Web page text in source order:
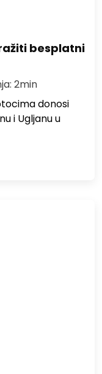
besplatni
2min
donosi
i Ugljanu u